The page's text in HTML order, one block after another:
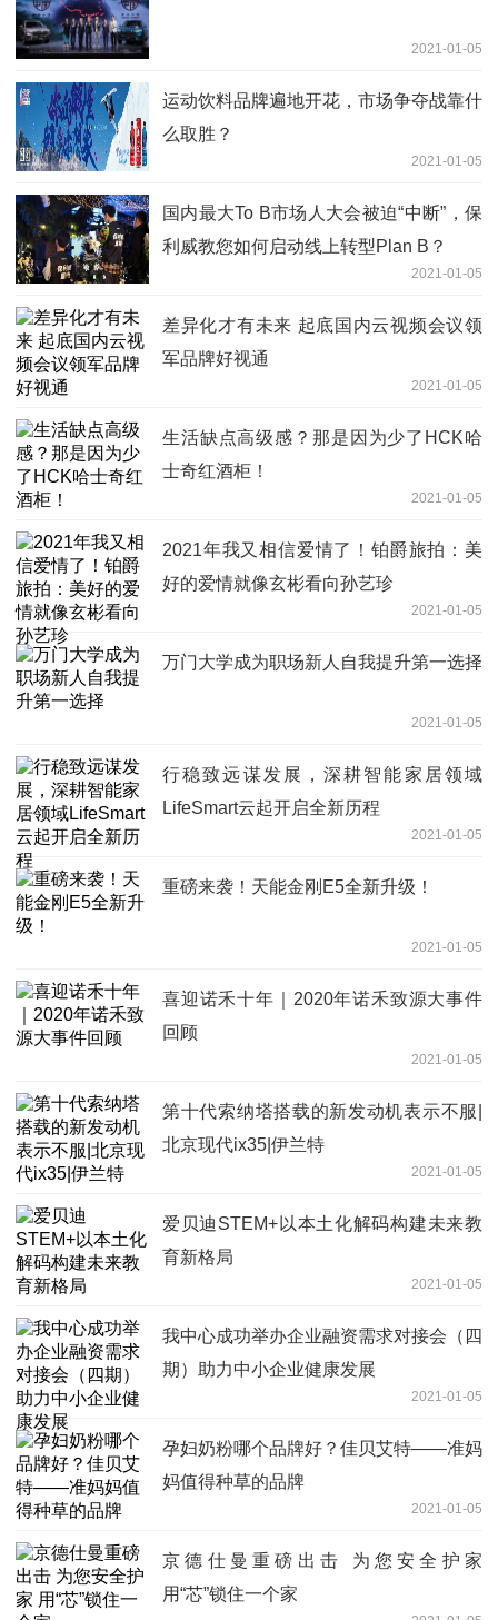
2021-01-05
运动饮料品牌遍地开花，市场争夺战靠什
么取胜？
2021-01-05
国内最大To B市场人大会被迫“中断”，保
利威教您如何启动线上转型Plan B？
2021-01-05
差异化才有未来 起底国内云视频会议领
军品牌好视通
2021-01-05
生活缺点高级感？那是因为少了HCK哈
士奇红酒柜！
2021-01-05
2021年我又相信爱情了！铂爵旅拍：美
好的爱情就像玄彬看向孙艺珍
2021-01-05
万门大学成为职场新人自我提升第一选择
2021-01-05
行稳致远谋发展，深耕智能家居领域
LifeSmart云起开启全新历程
2021-01-05
重磅来袭！天能金刚E5全新升级！
2021-01-05
喜迎诺禾十年｜2020年诺禾致源大事件
回顾
2021-01-05
第十代索纳塔搭载的新发动机表示不服|
北京现代ix35|伊兰特
2021-01-05
爱贝迪STEM+以本土化解码构建未来教
育新格局
2021-01-05
我中心成功举办企业融资需求对接会（四
期）助力中小企业健康发展
2021-01-05
孕妇奶粉哪个品牌好？佳贝艾特——准妈
妈值得种草的品牌
2021-01-05
京德仕曼重磅出击 为您安全护家
用“芯”锁住一个家